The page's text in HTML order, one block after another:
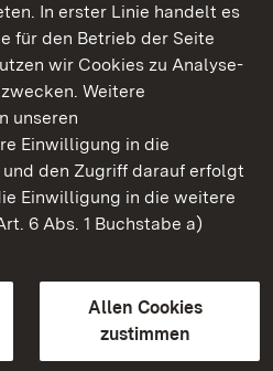
In erster Linie handelt es
für den Betrieb der Seite
wir Cookies zu Analyse-
Weitere
unseren
Einwilligung in die
den Zugriff darauf erfolgt
Einwilligung in die weitere
6 Abs. 1 Buchstabe a)
Allen Cookies
zustimmen
Baden-Württemberg
Sprache